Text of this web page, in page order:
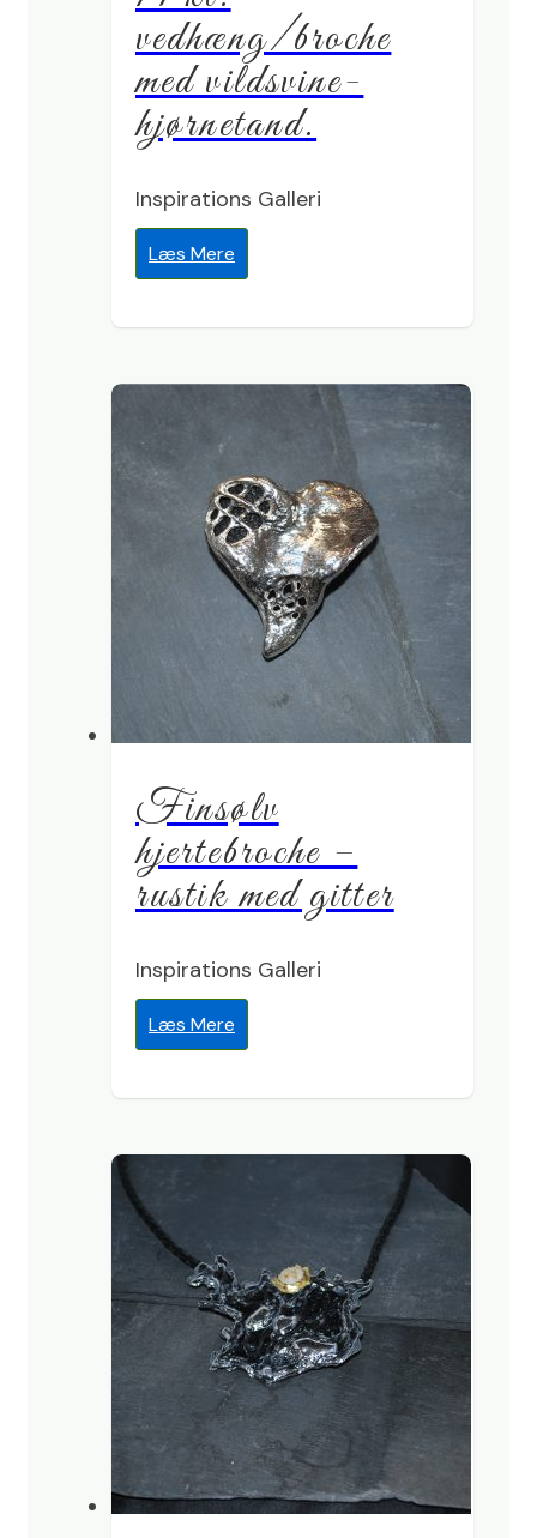
vedhæng/broche
med vildsvine-
hjørnetand.
Inspirations Galleri
Læs Mere
Finsølv
hjertebroche –
rustik med gitter
Inspirations Galleri
Læs Mere